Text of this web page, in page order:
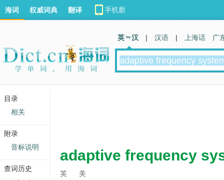
adaptive frequency
英 美
海词 权威词典 翻译
英 汉 | 汉语 | 上海话 广
目录
相关
附录
音标说明
查词历史